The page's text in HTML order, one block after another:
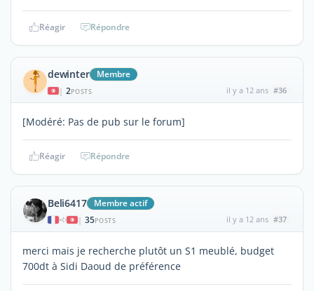
Réagir Répondre
dewinter Membre
| 2POSTS il y a 12 ans #36
[Modéré: Pas de pub sur le forum]
Réagir Répondre
Beli6417 Membre actif
| 35POSTS il y a 12 ans #37
merci mais je recherche plutôt un S1 meublé, budget
700dt à Sidi Daoud de préférence